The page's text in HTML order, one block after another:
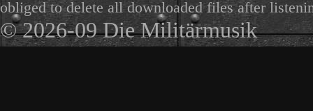
obliged to delete all downloaded files after
© 2026-09 Die Militärmusik